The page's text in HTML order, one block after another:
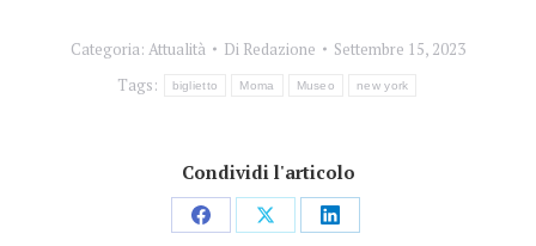
Categoria: Attualità Di Redazione
Settembre 15, 2023
Tags:
biglietto Moma Museo new york
Condividi l'articolo
CondividiCondividiCondividi